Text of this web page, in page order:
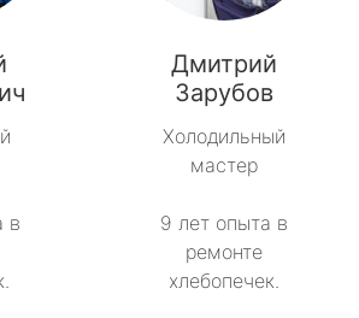
в
Дмитрий
Зарубов
Холодильный
мастер
9 лет опыта в
ремонте
хлебопечек.